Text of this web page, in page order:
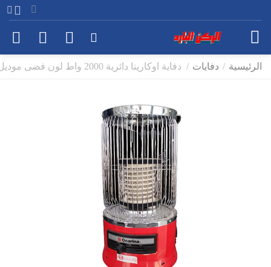
الرئيسية / دفايات / دفاية اوكارينا دائرية 2000 واط لون فضى موديل OCRHTRU200C2